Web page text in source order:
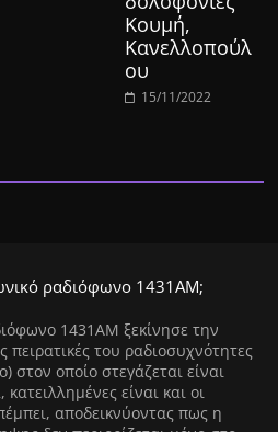
Κουμή,
Κανελλοπούλ
ου
15/11/2022
ραδιόφωνο 1431ΑΜ;
1431AM ξεκίνησε την
πειρατικές του ραδιοσυχνότητες
στον οποίο στεγάζεται είναι
είναι και οι
αποδεικνύοντας πως η